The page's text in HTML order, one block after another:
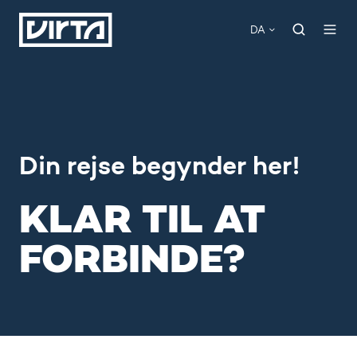
DA
Din rejse begynder her!
KLAR TIL AT
FORBINDE?